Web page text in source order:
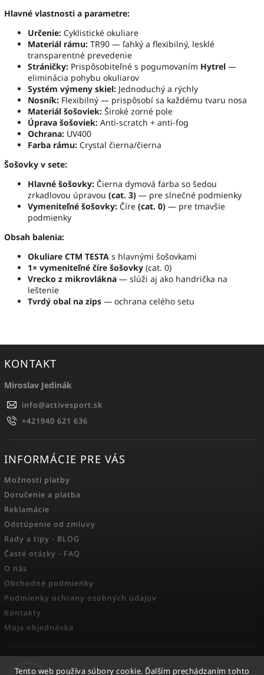
Tento web používa súbory cookie. Ďalším prechádzaním tohto
Hlavné vlastnosti a parametre:
Určenie: Cyklistické okuliare
Materiál rámu: TR90 — ľahký a flexibilný, lesklé
transparentné prevedenie
Stráničky: Prispôsobiteľné s pogumovaním Hytrel —
eliminácia pohybu okuliarov
Systém výmeny skiel: Jednoduchý a rýchly
Nosník: Flexibilný — prispôsobí sa každému tvaru nosa
Materiál šošoviek: Široké zorné pole
Úprava šošoviek: Anti-scratch + anti-fog
Ochrana: UV400
Farba rámu: Crystal čierna/čierna
Šošovky v sete:
Hlavné šošovky: Čierna dymová farba so šedou
zrkadlovou úpravou (cat. 3) — pre slnečné podmienky
Vymeniteľné šošovky: Číre (cat. 0) — pre tmavšie
podmienky
Obsah balenia:
Okuliare CTM TESTA s hlavnými šošovkami
1× vymeniteľné číre šošovky (cat. 0)
Vrecko z mikrovlákna — slúži aj ako handrička na
leštenie
Tvrdý obal na zips — ochrana celého setu
KONTAKT
Miroslav Jedinák
info@activesport.sk
+421940 621 636
INFORMÁCIE PRE VÁS
Možnosti platby
Doručenie a platba
Reklamácie
Odstúpenie od zmluvy
Rady a tipy - BLOG
Časté otázky - FAQ
O nás
Obchodné podmienky
Podmienky ochrany osobných údajov
Kontakty
Moja objednávka
FACEBOOK